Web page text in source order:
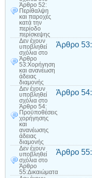
Άρθρο 52:
Περίθαλψη
και παροχές
κατά την
περίοδο
περίσκεψης
Δεν έχουν
υποβληθεί
σχόλια στο
Άρθρο
53:Χορήγηση
και ανανέωση
άδειας
διαμονής
Άρθρο
Δεν έχουν
υποβληθεί
σχόλια στο
Άρθρο 54:
Προϋποθέσεις
χορήγησης
και
ανανέωσης
άδειας
διαμονής
Άρθρο 54:
Δεν έχουν
υποβληθεί
σχόλια στο
Άρθρο
55:Δικαιώματα
Άρθρο